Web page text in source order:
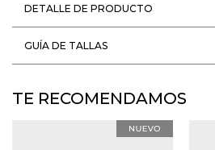
DETALLE DE PRODUCTO
GUÍA DE TALLAS
TE RECOMENDAMOS